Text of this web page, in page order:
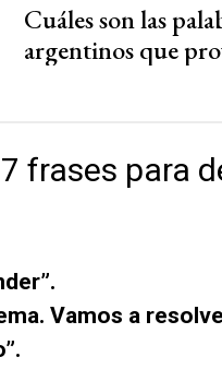
Cuáles son las
argentinos que
frases para
Vamos a